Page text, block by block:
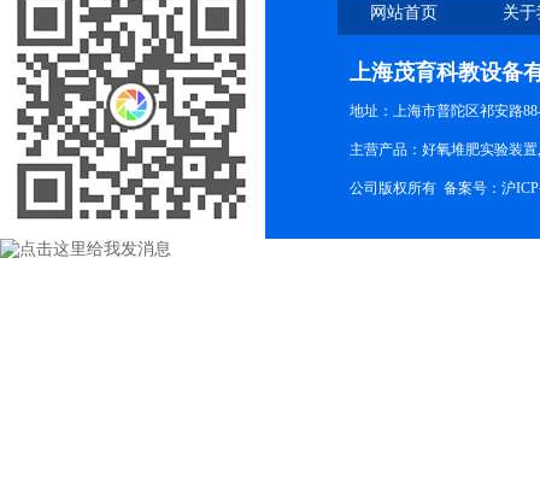
网站首页 关
上海茂育科教设备
地址：上海市普陀区祁安路
主营产品：好氧堆肥实验装
公司版权所有 备案号： 沪